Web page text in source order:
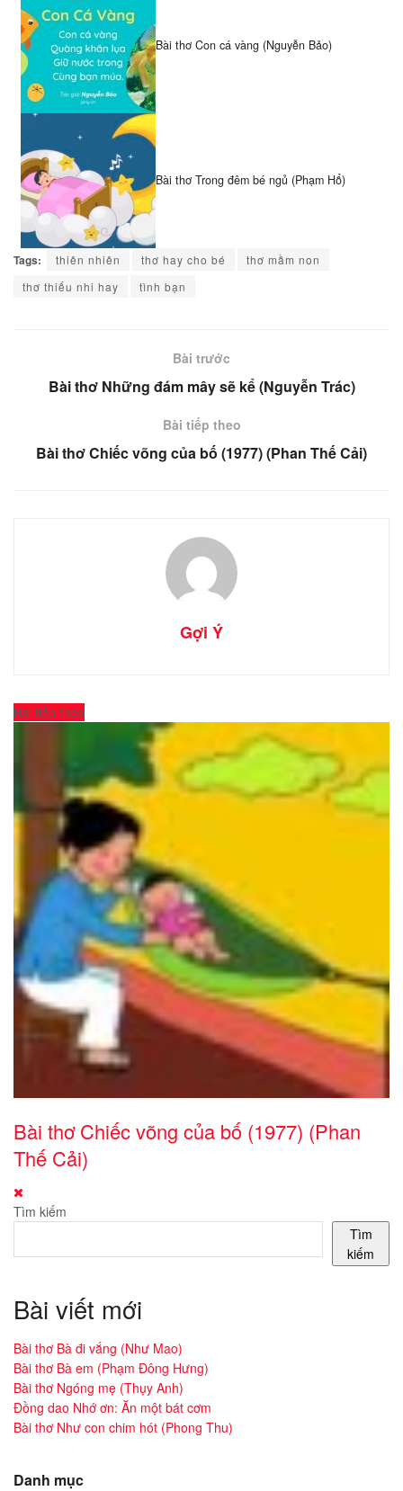
Bài thơ Con cá vàng (Nguyễn Bảo)
Bài thơ Trong đêm bé ngủ (Phạm Hổ)
Tags: thiên nhiên thơ hay cho bé
thơ mầm non
thơ thiếu nhi hay
tình bạn
Bài trước
Bài thơ Những đám mây sẽ kể (Nguyễn Trác)
Bài tiếp theo
Bài thơ Chiếc võng của bố (1977) (Phan Thế Cải)
Gợi Ý
Bài tiếp theo
Bài thơ Chiếc võng của bố (1977) (Phan
Thế Cải)
Tìm kiếm
Tìm
kiếm
Bài viết mới
Bài thơ Bà đi vắng (Như Mao)
Bài thơ Bà em (Phạm Đông Hưng)
Bài thơ Ngóng mẹ (Thụy Anh)
Đồng dao Nhớ ơn: Ăn một bát cơm
Bài thơ Như con chim hót (Phong Thu)
Danh mục